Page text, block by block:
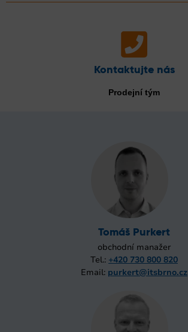
Kontaktujte nás
Prodejní tým
Tomáš Purkert
obchodní manažer
Tel.: +420 730 800 820
Email: purkert@itsbrno.cz